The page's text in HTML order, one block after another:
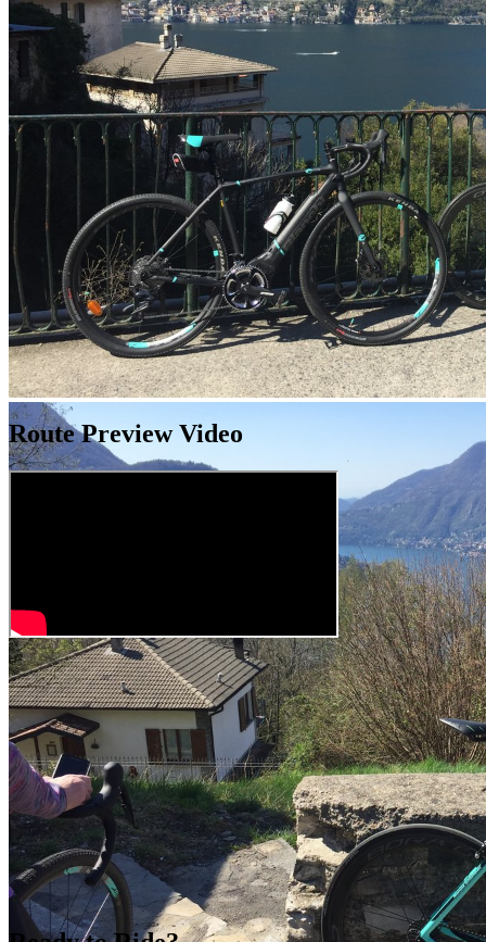
Route Preview Video